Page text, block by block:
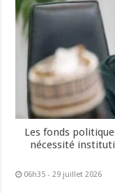
Les fonds
nécessité
06h35 - 29 juillet 2026